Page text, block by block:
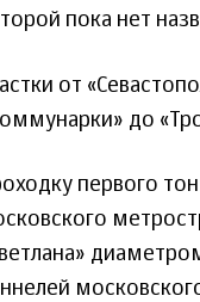
пока нет
от
до
первого